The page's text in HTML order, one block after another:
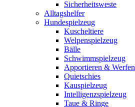
Sicherheitsweste
Alltagshelfer
Hundespielzeug
Kuscheltiere
Welpenspielzeug
Bälle
Schwimmspielzeug
Apportieren & Werfen
Quietschies
Kauspielzeug
Intelligenzspielzeug
Taue & Ringe